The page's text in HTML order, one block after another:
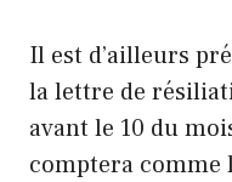
Il est d’ailleurs
la lettre de
avant le 10 du
comptera comme